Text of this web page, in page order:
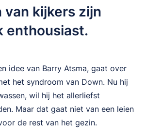
van kijkers zijn
enthousiast.
idee van Barry Atsma, gaat over
het syndroom van Down. Nu hij
wil hij het allerliefst
Maar dat gaat niet van een leien
de rest van het gezin.